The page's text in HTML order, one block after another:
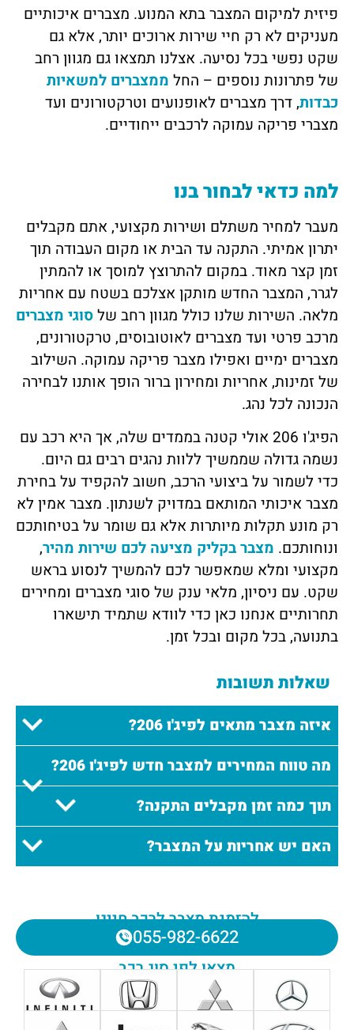
להזמנת מצבר לרכב חייגו
055-982-6622
מצאו לפי סוג רכב
פיזית למיקום המצבר בתא המנוע. מצברים איכותיים
מעניקים לא רק חיי שירות ארוכים יותר, אלא גם
שקט נפשי בכל נסיעה. אצלנו תמצאו גם מגוון רחב
של פתרונות נוספים – החל ממצברים למשאיות
כבדות, דרך מצברים לאופנועים וטרקטורונים ועד
מצברי פריקה עמוקה לרכבים ייחודיים.
למה כדאי לבחור בנו
מעבר למחיר משתלם ושירות מקצועי, אתם מקבלים
יתרון אמיתי. התקנה עד הבית או מקום העבודה תוך
זמן קצר מאוד. במקום להתרוצץ למוסך או להמתין
לגרר, המצבר החדש מותקן אצלכם בשטח עם אחריות
מלאה. השירות שלנו כולל מגוון רחב שלסוגי מצברים
מרכב פרטי ועד מצברים לאוטובוסים, טרקטורונים,
מצברים ימיים ואפילו מצבר פריקה עמוקה. השילוב
של זמינות, אחריות ומחירון ברור הופך אותנו לבחירה
הנכונה לכל נהג.
הפיג'ו 206 אולי קטנה בממדים שלה, אך היא רכב עם
נשמה גדולה שממשיך ללוות נהגים רבים גם היום.
כדי לשמור על ביצועי הרכב, חשוב להקפיד על בחירת
מצבר איכותי המותאם במדויק לשנתון. מצבר אמין לא
רק מונע תקלות מיותרות אלא גם שומר על בטיחותכם
ונוחותכם. מצבר בקליק מציעה לכם שירות מהיר,
מקצועי ומלא שמאפשר לכם להמשיך לנסוע בראש
שקט. עם ניסיון, מלאי ענק של סוגי מצברים ומחירים
תחרותיים אנחנו כאן כדי לוודא שתמיד תישארו
בתנועה, בכל מקום ובכל זמן.
שאלות תשובות
איזה מצבר מתאים לפיג'ו 206?
מה טווח המחירים למצבר חדש לפיג'ו 206?
תוך כמה זמן מקבלים התקנה?
האם יש אחריות על המצבר?